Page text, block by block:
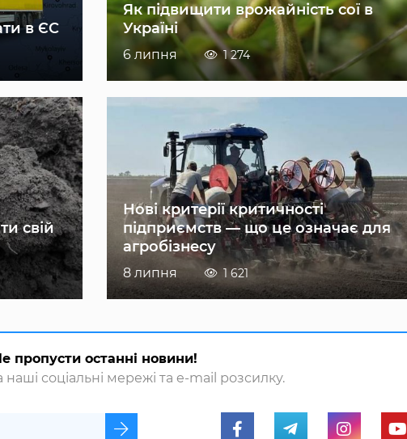
в ЄС
Як підвищити врожайність сої в
Україні
6 липня 1 274
свій
Нові критерії критичності
підприємств — що це означає для
агробізнесу
8 липня 1 621
пропусти останні новини!
наші соціальні мережі та e-mail розсилку.